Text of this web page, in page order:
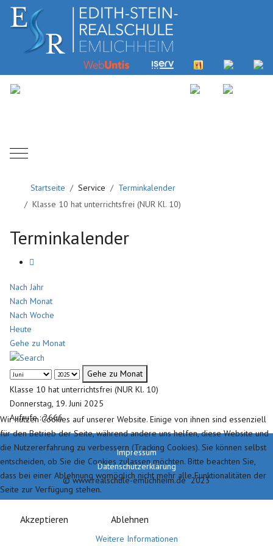
Mobile Menu Toggle
Startseite Service
Terminkalender
Klasse 10 hat unterrichtsfrei (NUR Kl. 10)
Terminkalender
Nach Jahr
Nach Monat
Nach Woche
Heute
Gehe zu Monat
Gehe zu Monat
Klasse 10 hat unterrichtsfrei (NUR Kl. 10)
Donnerstag, 19. Juni 2025
Aufrufe: 2666
Impressum
Datenschutzerklärung
© www.realschule-emlichheim.de 2023
Wir nutzen Cookies auf unserer Website. Einige von ihnen sind essenziell
für den Betrieb der Seite, während andere uns helfen, diese Website und
die Nutzererfahrung zu verbessern (Tracking Cookies). Sie können selbst
entscheiden, ob Sie die Cookies zulassen möchten. Bitte beachten Sie,
dass bei einer Ablehnung womöglich nicht mehr alle Funktionalitäten der
Seite zur Verfügung stehen.
Akzeptieren Ablehnen
Weitere Informationen